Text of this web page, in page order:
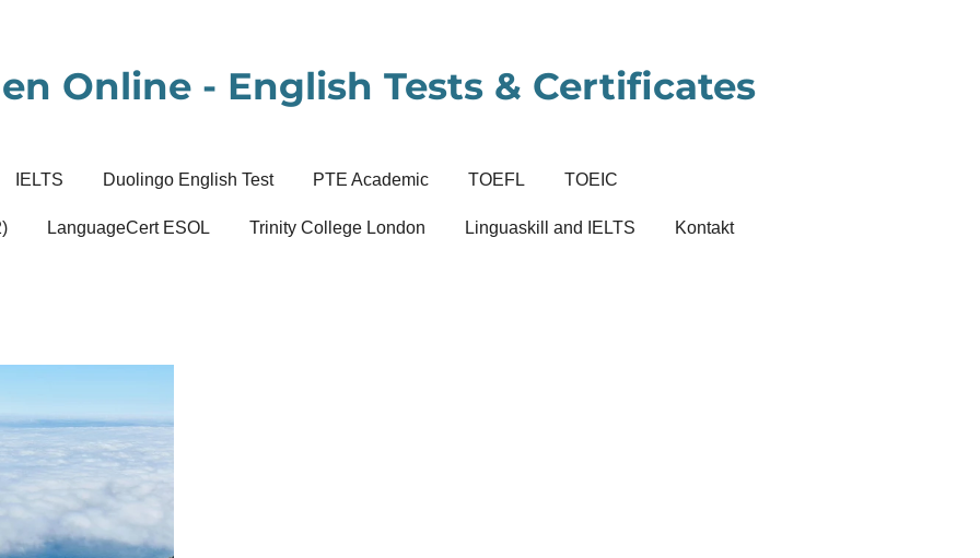
Online - English Tests & Certificates
IELTS Duolingo English Test PTE Academic TOEFL TOEIC
LanguageCert ESOL Trinity College London Linguaskill and IELTS Kontakt